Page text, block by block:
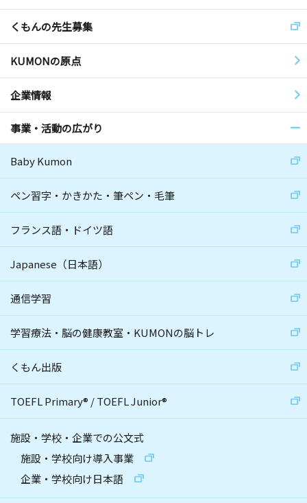
くもんの先生募集
KUMONの原点
企業情報
事業・活動の広がり
Baby Kumon
ペン習字・かきかた・筆ペン・毛筆
フランス語・ドイツ語
Japanese（日本語）
通信学習
学習療法・脳の健康教室・KUMONの脳トレ
くもん出版
TOEFL Primary® /TOEFL Junior®
施設・学校・企業での公文式
施設・学校向け導入事業
企業・学校向け日本語